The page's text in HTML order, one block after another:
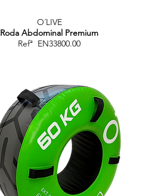
O´LIVE
Roda Abdominal Premium
Refª EN33800.00